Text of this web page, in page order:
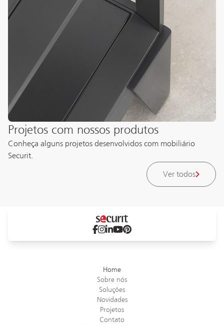
Projetos com nossos produtos
Conheça alguns projetos desenvolvidos com mobiliário
Securit.
Ver todos
Laboratório de
Indústria Alimentar
Brasiliana
ARMAZENAGEM | DIVISÓRIAS
Home
Sobre nós
Soluções
Novidades
Projetos
Contato